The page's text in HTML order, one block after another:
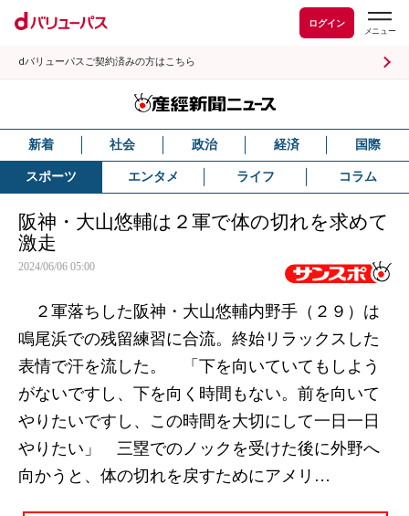
ログイン
dバリューパスご契約済みの方はこちら
新着 社会 政治 経済 国際
スポーツ エンタメ ライフ コラム
阪神・大山悠輔は２軍で体の切れを求めて
激走
2024/06/06 05:00
２軍落ちした阪神・大山悠輔内野手（２９）は
鳴尾浜での残留練習に合流。終始リラックスした
表情で汗を流した。 「下を向いていてもしよう
がないですし、下を向く時間もない。前を向いて
やりたいですし、この時間を大切にして一日一日
やりたい」 三塁でのノックを受けた後に外野へ
向かうと、体の切れを戻すためにアメリ…